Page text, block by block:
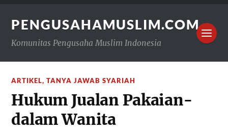
PENGUSAHAMUSLIM.COM
Komunitas Pengusaha Muslim Indonesia
ARTIKEL,TANYA JAWAB SYARIAH
Hukum Jualan Pakaian-
dalam Wanita